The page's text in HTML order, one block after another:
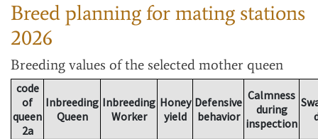
Breed planning for mating stations
2026
Breeding values of the selected mother queen
code
of
queen
2a
Inbreeding
Queen
Inbreeding
Worker
Honey
yield
Defensive
behavior
Calmness
during
inspection